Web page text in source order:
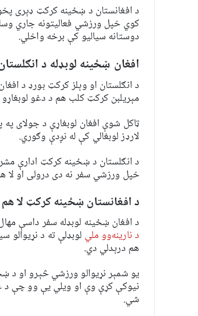
د افغانستان د ښځینه کرکټ ډېری
کوي خپل ورزشي فعالیتونه جاري
دوستانه سیالیو کې برخه واخلي.
افغان ښځینه لوبډله د
د انګلستان او وېلز کرکټ بورډ د
مېریلبن کرکټ کلب هم د دغو لوبغاړو
ټاکل شوې افغان لوبغاړې د جولای په
لارډز لوبغالي کې له نږدې وګوري.
د انګلستان د ښځینه کرکټ ادارې
خپل ورزشي سفر نه دی درولی او لا
د افغانستان ښځینه کرکټ لا
د افغان ښځینه لوبډله سفر داسې
د نارینه‌وو مليلوبډلې ته د نړیوالو
هم درېدلي دي.
یو شمېر نړیوالو ورزشي څېرو او د
نیوکې کړې وې او ویلي یې وو چې
شي.